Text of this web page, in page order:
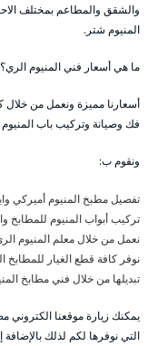
والشقق والمطاعم بمختلف
المنيوم شتر.
ما هي أسعار فني المنيوم الري؟
أسعارنا مميزة ونعمل من خلال
فك وصيانة وتركيب باب
ونقوم ب:
تفصيل مطبخ المنيوم أميركي
تركيب أبواب المنيوم للمطابخ
نعمل من خلال معلم المنيوم
نوفر كافة قطع الغيار
تبديلها من خلال فني مطابخ
يمكنك زيارة موقعنا الكتروني
التي نوفرها لكم لذلك بالإضافة